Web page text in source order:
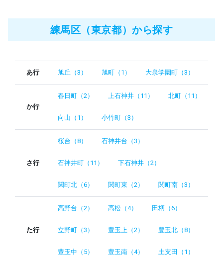
練馬区（東京都）から探す
あ行 旭丘（3） 旭町（1） 大泉学園町（3）
か行
春日町（2） 上石神井（11） 北町（11）
向山（1） 小竹町（3）
さ行
桜台（8） 石神井台（3）
石神井町（11） 下石神井（2）
関町北（6） 関町東（2） 関町南（3）
た行
高野台（2） 高松（4） 田柄（6）
立野町（3） 豊玉上（2） 豊玉北（8）
豊玉中（5） 豊玉南（4） 土支田（1）